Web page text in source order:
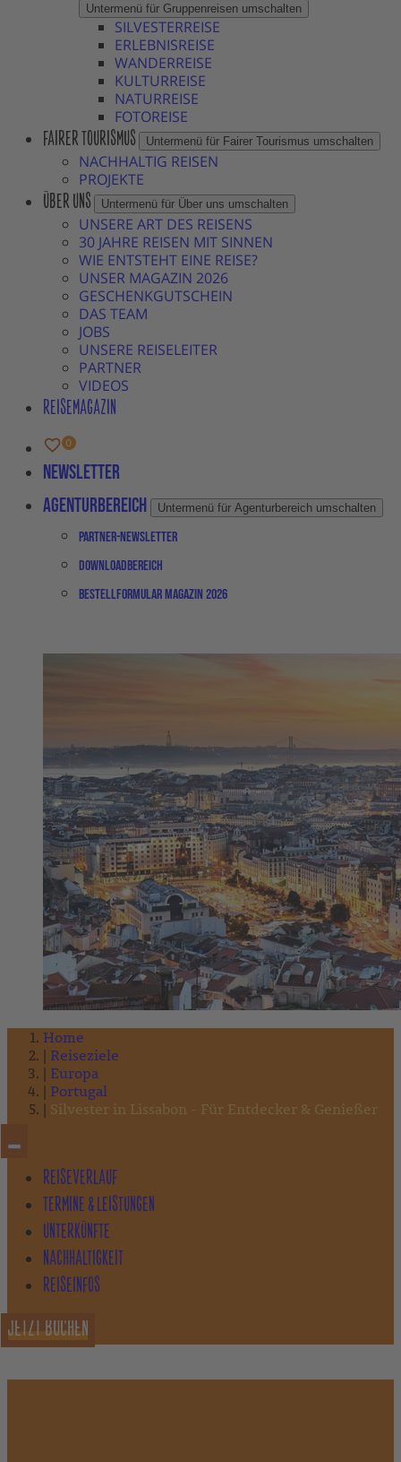
Untermenü für Gruppenreisen umschalten
SILVESTERREISE
ERLEBNISREISE
WANDERREISE
KULTURREISE
NATURREISE
FOTOREISE
FAIRER TOURISMUS Untermenü für Fairer Tourismus umschalten
NACHHALTIG REISEN
PROJEKTE
ÜBER UNS Untermenü für Über uns umschalten
UNSERE ART DES REISENS
30 JAHRE REISEN MIT SINNEN
WIE ENTSTEHT EINE REISE?
UNSER MAGAZIN 2026
GESCHENKGUTSCHEIN
DAS TEAM
JOBS
UNSERE REISELEITER
PARTNER
VIDEOS
REISEMAGAZIN
Newsletter
Agenturbereich
Untermenü für Agenturbereich umschalten
Partner-Newsletter
Downloadbereich
Bestellformular Magazin 2026
Home
Reiseziele
Europa
Portugal
Silvester in Lissabon - Für Entdecker & Genießer
REISEVERLAUF
TERMINE & LEISTUNGEN
UNTERKÜNFTE
NACHHALTIGKEIT
REISEINFOS
JETZT BUCHEN